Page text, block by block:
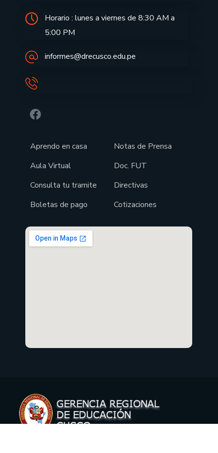
Horario : lunes a viernes de 8:30 AM a
5:00 PM
informes@drecusco.edu.pe
Aprendo en casa
Aula Virtual
Consulta tu tramite
Boletas de pago
Notas de Prensa
Doc. FUT
Directivas
Cotizaciones